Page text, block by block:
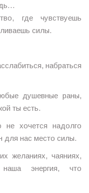
где чувствуешь
силы.
набраться
душевные раны,
ты есть.
не хочется надолго
для нас место силы.
желаниях, чаяниях,
энергия, что